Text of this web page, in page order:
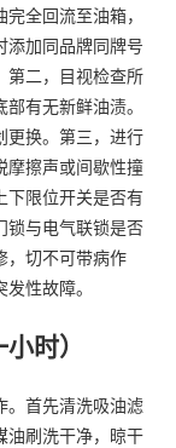
全回流至油箱，
添加同品牌同牌号
第二，目视检查所
有无新鲜油渍。
更换。第三，进行
摩擦声或间歇性撞
下限位开关是否有
锁与电气联锁是否
，切不可带病作
性故障。
时）
。首先清洗吸油滤
油刷洗干净，晾干